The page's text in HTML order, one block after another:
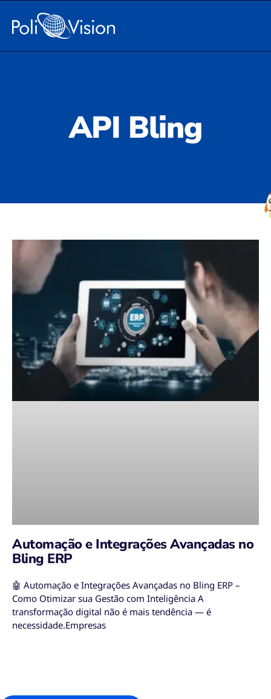
API Bling
Automação e Integrações Avançadas no
Bling ERP
🤖 Automação e Integrações Avançadas no Bling ERP –
Como Otimizar sua Gestão com Inteligência A
transformação digital não é mais tendência — é
necessidade.Empresas